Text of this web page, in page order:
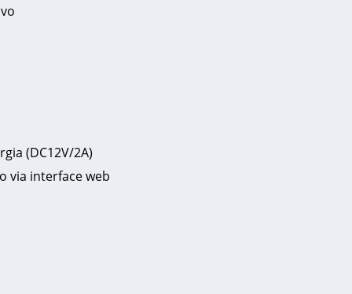
(DC12V/2A)
via interface web